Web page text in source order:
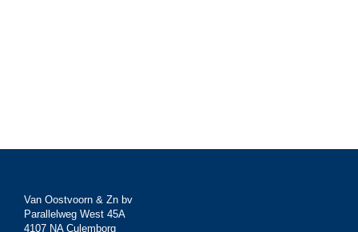
Van Oostvoorn & Zn bv
Parallelweg West 45A
4107 NA Culemborg